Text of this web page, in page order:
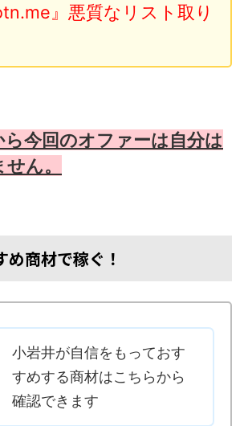
』悪質なリスト取り
ら今回のオファーは自分は
ん。
め商材で稼ぐ！
小岩井が自信をもっておす
すめする商材はこちらから
確認できます